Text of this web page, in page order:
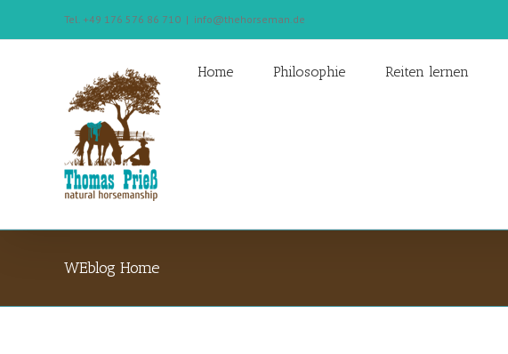
Tel. +49 176 576 86 710 | info@thehorseman.de
Home Philosophie Reiten lernen
WEblog Home